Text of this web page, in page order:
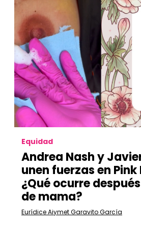
Equidad
Andrea Nash y
unen fuerzas en Pink
¿Qué ocurre
de mama?
Eurídice Aiymet Garavito García